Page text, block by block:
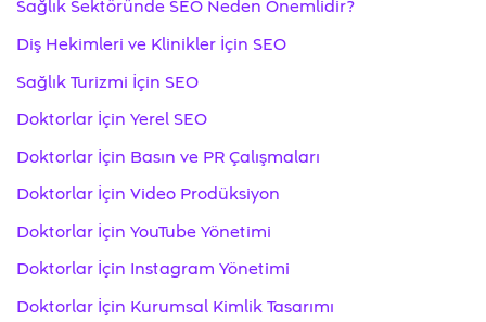
Sağlık Sektöründe SEO Neden Önemlidir?
Diş Hekimleri ve Klinikler İçin SEO
Sağlık Turizmi İçin SEO
Doktorlar İçin Yerel SEO
Doktorlar İçin Basın ve PR Çalışmaları
Doktorlar İçin Video Prodüksiyon
Doktorlar İçin YouTube Yönetimi
Doktorlar İçin Instagram Yönetimi
Doktorlar İçin Kurumsal Kimlik Tasarımı